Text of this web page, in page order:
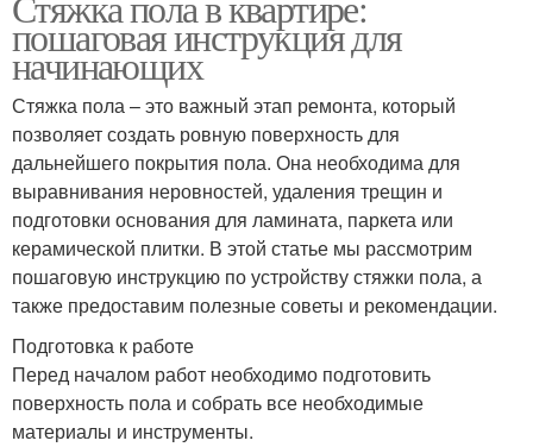
пошаговая инструкция для
начинающих
Стяжка пола – это важный этап ремонта, который
позволяет создать ровную поверхность для
дальнейшего покрытия пола. Она необходима для
выравнивания неровностей, удаления трещин и
подготовки основания для ламината, паркета или
керамической плитки. В этой статье мы рассмотрим
пошаговую инструкцию по устройству стяжки пола, а
также предоставим полезные советы и рекомендации.
Подготовка к работе
Перед началом работ необходимо подготовить
поверхность пола и собрать все необходимые
материалы и инструменты.